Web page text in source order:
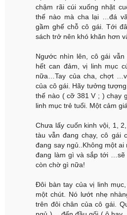
chậm rãi cúi xuống nhặt
thế nào mà cha lại …đá
gầm ghế chỗ cô gái. Tới
sách trở nên khó khăn hơn
Ngước nhìn lên, cô gái
hết can đảm, vị linh mục
nữa…Tay của cha, chợt
của cô gái. Hãy tưởng
thế nào ( cỡ 381 V ; ) chạy
linh mục trẻ tuổi. Một cảm
Chưa lấy cuốn kinh vội, 1,
tàu vẫn đang chạy, cô gái
đang say ngủ..Không một ai
đang làm gì và sắp tới
còn chờ gì nữa!
Đôi bàn tay của vị linh
một chút. Nó lướt nhẹ
trên đôi chân của cô gái.